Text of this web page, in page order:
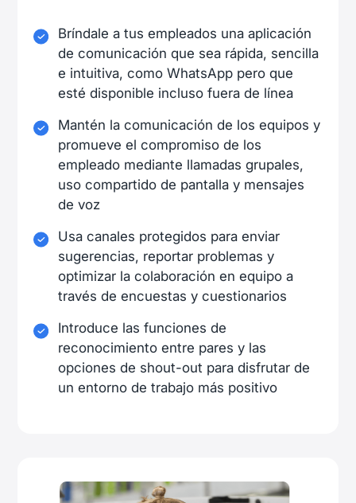
Bríndale a tus empleados una aplicación
de comunicación que sea rápida, sencilla
e intuitiva, como WhatsApp pero que
esté disponible incluso fuera de línea
Mantén la comunicación de los equipos y
promueve el compromiso de los
empleado mediante llamadas grupales,
uso compartido de pantalla y mensajes
de voz
Usa canales protegidos para enviar
sugerencias, reportar problemas y
optimizar la colaboración en equipo a
través de encuestas y cuestionarios
Introduce las funciones de
reconocimiento entre pares y las
opciones de shout-out para disfrutar de
un entorno de trabajo más positivo